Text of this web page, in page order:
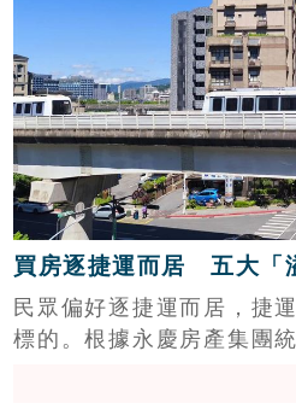
買房逐捷運而居 五大「
民眾偏好逐捷運而居，捷
標的。根據永慶房產集團